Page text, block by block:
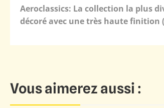
Aeroclassics: La collection la plus
décoré avec une très haute finition
Vous aimerez aussi :